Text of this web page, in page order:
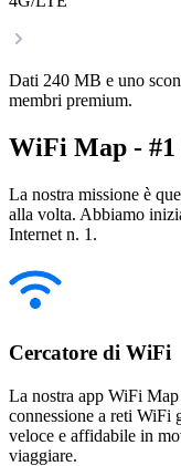
Dati 240 MB e uno
membri premium.
WiFi Map -
La nostra missione è
alla volta. Abbiamo
Internet n. 1.
Cercatore di WiFi
La nostra app WiFi
connessione a reti WiFi
veloce e affidabile in
viaggiare.